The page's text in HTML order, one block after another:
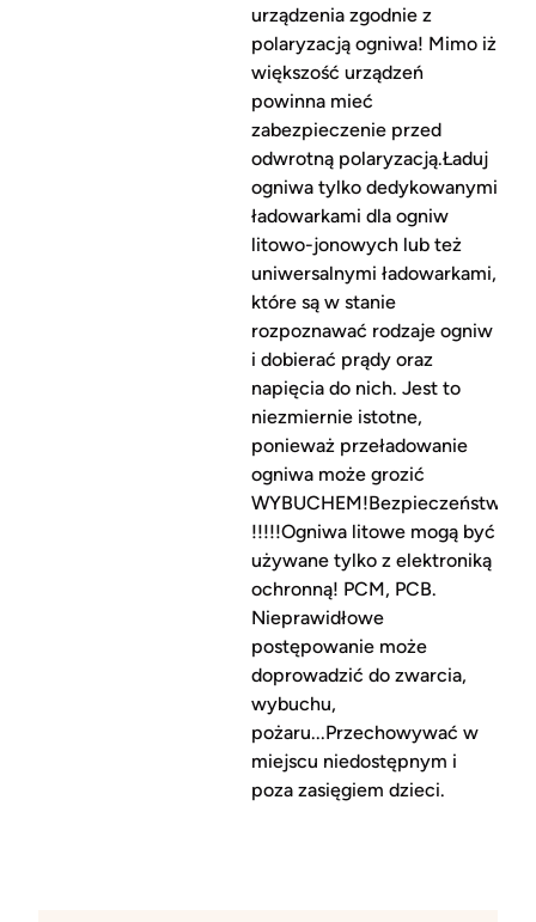
urządzenia zgodnie z
polaryzacją ogniwa! Mimo iż
większość urządzeń
powinna mieć
zabezpieczenie przed
odwrotną polaryzacją.Ładuj
ogniwa tylko dedykowanymi
ładowarkami dla ogniw
litowo-jonowych lub też
uniwersalnymi ładowarkami,
które są w stanie
rozpoznawać rodzaje ogniw
i dobierać prądy oraz
napięcia do nich. Jest to
niezmiernie istotne,
ponieważ przeładowanie
ogniwa może grozić
WYBUCHEM!Bezpieczeństwo
!!!!!Ogniwa litowe mogą być
używane tylko z elektroniką
ochronną! PCM, PCB.
Nieprawidłowe
postępowanie może
doprowadzić do zwarcia,
wybuchu,
pożaru...Przechowywać w
miejscu niedostępnym i
poza zasięgiem dzieci.